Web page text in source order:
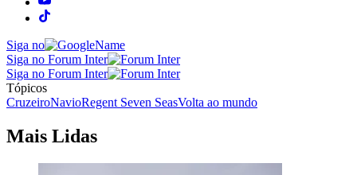
Siga no
Siga no Forum Inter
Siga no Forum Inter
Tópicos
CruzeiroNavioRegent Seven SeasVolta ao mundo
Mais Lidas